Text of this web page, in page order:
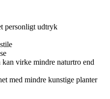
personligt udtryk
virke mindre naturtro end
med mindre kunstige planter